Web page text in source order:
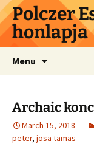
Skip
to
content
Polczer
honlapja
Menu
Archaic
March 15, 2018
peter, josa tamas